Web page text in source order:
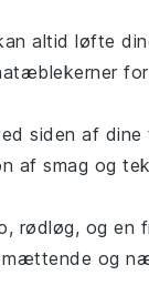
altid løfte
siden af dine
af smag og
, rødløg, og en
og